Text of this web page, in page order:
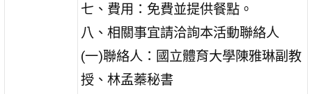
七、費用：免費並提供餐點。
八、相關事宜請洽詢本活動聯絡人
(一)聯絡人：國立體育大學陳雅琳副教
授、林孟蓁秘書